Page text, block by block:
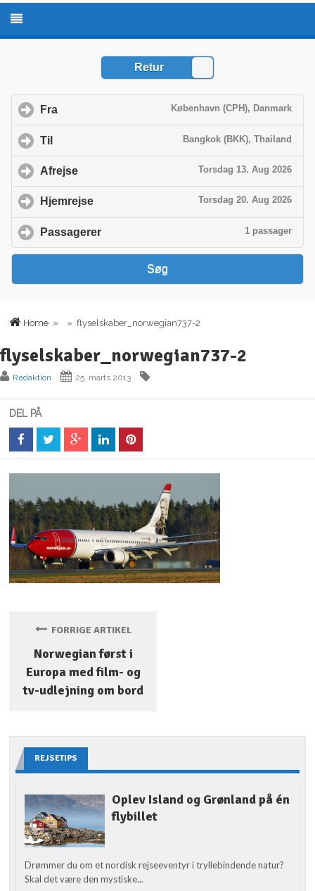
Home » » flyselskaber_norwegian737-2
flyselskaber_norwegian737-2
Redaktion 25. marts 2013
DEL PÅ
FORRIGE ARTIKEL
Norwegian først i
Europa med film- og
tv-udlejning om bord
REJSETIPS
Oplev Island og Grønland på én
flybillet
Drømmer du om et nordisk rejseeventyr i tryllebindende natur?
Skal det være den mystiske...